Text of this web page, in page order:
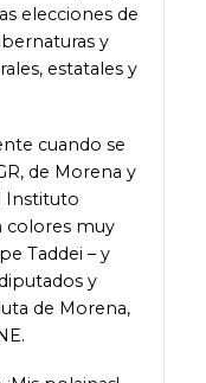
elecciones de
y
estatales y
cuando se
de Morena y
Instituto
colores muy
Taddei – y
y
de Morena,